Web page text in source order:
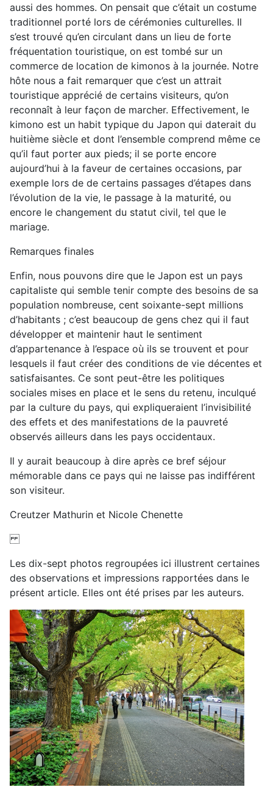
aussi des hommes. On pensait que c’était un costume
traditionnel porté lors de cérémonies culturelles. Il
s’est trouvé qu’en circulant dans un lieu de forte
fréquentation touristique, on est tombé sur un
commerce de location de kimonos à la journée. Notre
hôte nous a fait remarquer que c’est un attrait
touristique apprécié de certains visiteurs, qu’on
reconnaît à leur façon de marcher. Effectivement, le
kimono est un habit typique du Japon qui daterait du
huitième siècle et dont l’ensemble comprend même ce
qu’il faut porter aux pieds; il se porte encore
aujourd’hui à la faveur de certaines occasions, par
exemple lors de de certains passages d’étapes dans
l’évolution de la vie, le passage à la maturité, ou
encore le changement du statut civil, tel que le
mariage.
Remarques finales
Enfin, nous pouvons dire que le Japon est un pays
capitaliste qui semble tenir compte des besoins de sa
population nombreuse, cent soixante-sept millions
d’habitants ; c’est beaucoup de gens chez qui il faut
développer et maintenir haut le sentiment
d’appartenance à l’espace où ils se trouvent et pour
lesquels il faut créer des conditions de vie décentes et
satisfaisantes. Ce sont peut-être les politiques
sociales mises en place et le sens du retenu, inculqué
par la culture du pays, qui expliqueraient l’invisibilité
des effets et des manifestations de la pauvreté
observés ailleurs dans les pays occidentaux.
Il y aurait beaucoup à dire après ce bref séjour
mémorable dans ce pays qui ne laisse pas indifférent
son visiteur.
Creutzer Mathurin et Nicole Chenette
Les dix-sept photos regroupées ici illustrent certaines
des observations et impressions rapportées dans le
présent article. Elles ont été prises par les auteurs.